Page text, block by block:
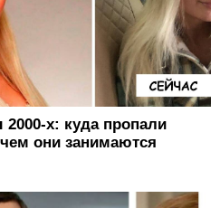
2000-х: куда пропали
они занимаются